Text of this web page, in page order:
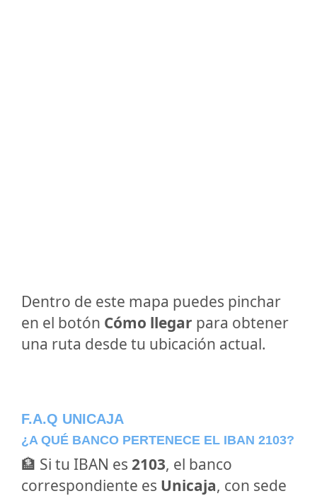
Dentro de este mapa puedes pinchar
en el botón Cómo llegar para obtener
una ruta desde tu ubicación actual.
F.A.Q UNICAJA
¿A QUÉ BANCO PERTENECE EL IBAN 2103?
🏦 Si tu IBAN es 2103, el banco
correspondiente es Unicaja, con sede